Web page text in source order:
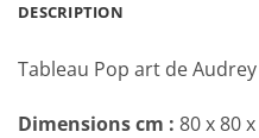
DESCRIPTION
Tableau Pop art de
Dimensions cm : 80 x 80